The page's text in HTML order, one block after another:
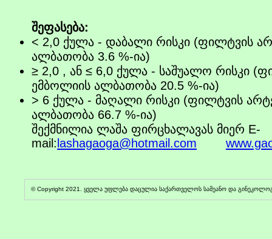
შეფასება:
< 2,0 ქულა - დაბალი რისკი (ფილტვის
ალბათობა 3.6 %-ია)
≥ 2,0 , ან ≤ 6,0 ქულა - საშუალო რისკი
ემბოლიის ალბათობა 20.5 %-ია)
> 6 ქულა - მაღალი რისკი (ფილტვის
ალბათობა 66.7 %-ია)
შექმნილია ლაშა ფირცხალავას მიერ E-
mail: lashagaoga@hotmail.com
© Copyright 2021. ყველა უფლება დაცულია საქართველოს სამეანო და